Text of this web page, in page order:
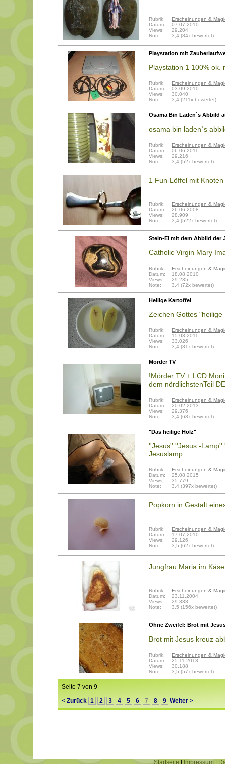
Rubrik:
Erscheinungen &
Datum:
07.07.2010
Views:
29.204
Note:
3,4 (84x bewertet)
Playstation mit
Playstation 1 100% ok.
Rubrik:
Erscheinungen &
Datum:
03.09.2010
Views:
30.040
Note:
3,4 (211x bewertet)
Osama Bin Laden`s Abbild
osama bin laden`s
Rubrik:
Erscheinungen &
Datum:
06.06.2011
Views:
29.216
Note:
3,4 (52x bewertet)
1 Fun-Löffel mit
Rubrik:
Erscheinungen &
Datum:
26.06.2008
Views:
28.909
Note:
3,4 (522x bewertet)
Stein-Ei mit dem Abbild der
Catholic Virgin Mary
Rubrik:
Erscheinungen &
Datum:
18.08.2010
Views:
29.235
Note:
3,4 (72x bewertet)
Heilige Kartoffel
Zeichen Gottes "heilige
Rubrik:
Erscheinungen &
Datum:
15.03.2011
Views:
33.026
Note:
3,4 (81x bewertet)
Mörder TV
!Mörder TV + LCD
dem nördlichstenTeil
Rubrik:
Erscheinungen &
Datum:
20.02.2013
Views:
29.376
Note:
3,4 (68x bewertet)
"Das heilige Holz"
''Jesus'' ''Jesus -
Jesuslamp
Rubrik:
Erscheinungen &
Datum:
25.08.2015
Views:
35.779
Note:
3,4 (397x bewertet)
Popkorn in Gestalt
Rubrik:
Erscheinungen &
Datum:
17.07.2010
Views:
29.126
Note:
3,5 (62x bewertet)
Jungfrau Maria im Käse
Rubrik:
Erscheinungen &
Datum:
23.11.2004
Views:
29.338
Note:
3,5 (156x bewertet)
Ohne Zweifel: Brot mit
Brot mit Jesus kreuz
Rubrik:
Erscheinungen &
Datum:
25.11.2013
Views:
30.188
Note:
3,5 (57x bewertet)
Seite 7 von 9
< Zurück 1 2 3 4 5 6 7 8 9 Weiter >
Startseite Impressum|